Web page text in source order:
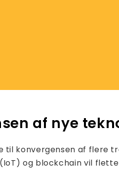
af ​​nye
til konvergensen af ​​flere
og blockchain vil